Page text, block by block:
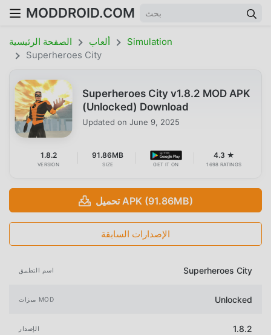
MODDROID.COM
الصفحة الرئيسية ألعاب
Simulation
Superheroes City
Superheroes City v1.8.2 MOD APK
(Unlocked) Download
Updated on June 9, 2025
1.8.2
VERSION
91.86MB
SIZE GET IT ON
4.3 ★
1698 RATINGS
تحميل APK (91.86MB)
الإصدارات السابقة
اسم التطبيق Superheroes City
ميزات MOD Unlocked
الإصدار 1.8.2